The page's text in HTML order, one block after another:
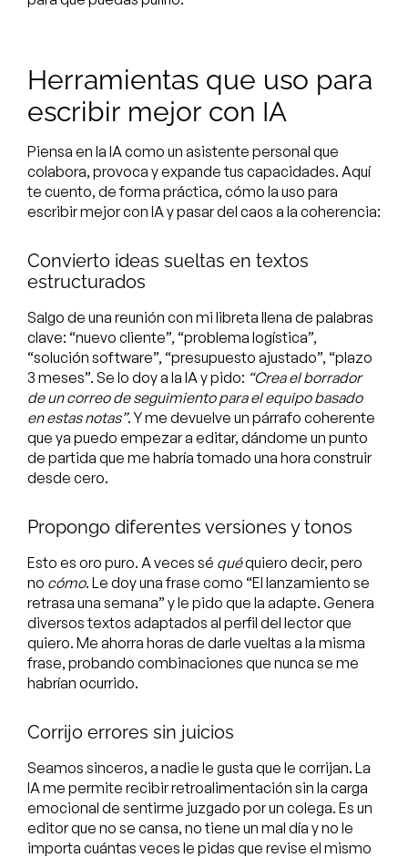
Herramientas que uso para
escribir mejor con IA
Piensa en la IA como un asistente personal que
colabora, provoca y expande tus capacidades. Aquí
te cuento, de forma práctica, cómo la uso para
escribir mejor con IA y pasar del caos a la coherencia:
Convierto ideas sueltas en textos
estructurados
Salgo de una reunión con mi libreta llena de palabras
clave: “nuevo cliente”, “problema logística”,
“solución software”, “presupuesto ajustado”, “plazo
3 meses”. Se lo doy a la IA y pido: “Crea el borrador
de un correo de seguimiento para el equipo basado
en estas notas”. Y me devuelve un párrafo coherente
que ya puedo empezar a editar, dándome un punto
de partida que me habría tomado una hora construir
desde cero.
Propongo diferentes versiones y tonos
Esto es oro puro. A veces sé quéquiero decir, pero
no cómo. Le doy una frase como “El lanzamiento se
retrasa una semana” y le pido que la adapte. Genera
diversos textos adaptados al perfil del lector que
quiero. Me ahorra horas de darle vueltas a la misma
frase, probando combinaciones que nunca se me
habrían ocurrido.
Corrijo errores sin juicios
Seamos sinceros, a nadie le gusta que le corrijan. La
IA me permite recibir retroalimentación sin la carga
emocional de sentirme juzgado por un colega. Es un
editor que no se cansa, no tiene un mal día y no le
importa cuántas veces le pidas que revise el mismo